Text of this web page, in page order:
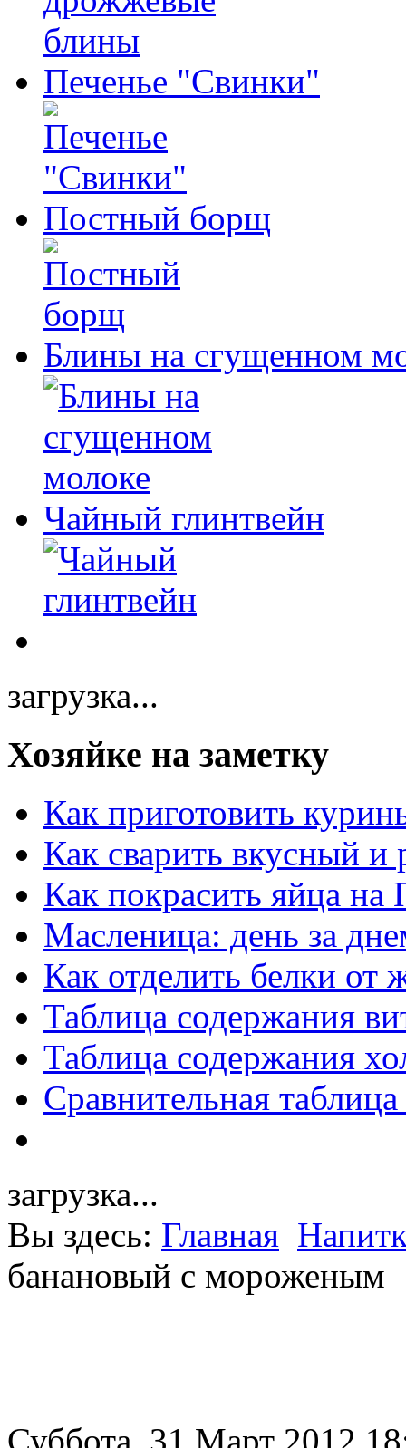
Печенье "Свинки"
Постный борщ
Блины на сгущенном
Чайный глинтвейн
загрузка...
Хозяйке на заметку
Как приготовить
Как сварить вкусный и
Как покрасить яйца на
Масленица: день за
Как отделить белки от
Таблица содержания
Таблица содержания
Сравнительная
загрузка...
Вы здесь: Главная
банановый с мороженым